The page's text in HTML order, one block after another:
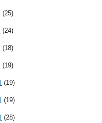
(25)
(24)
(18)
(19)
(19)
(19)
(28)